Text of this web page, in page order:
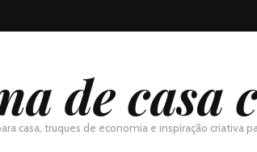
de casa
casa, truques de economia e inspiração criativa